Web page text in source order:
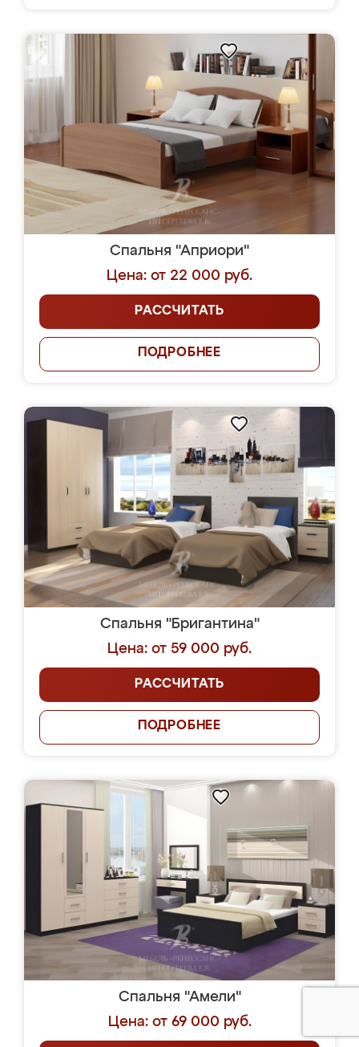
Спальня "Априори"
Цена: от 22 000 руб.
РАССЧИТАТЬ
ПОДРОБНЕЕ
Спальня "Бригантина"
Цена: от 59 000 руб.
РАССЧИТАТЬ
ПОДРОБНЕЕ
Спальня "Амели"
Цена: от 69 000 руб.